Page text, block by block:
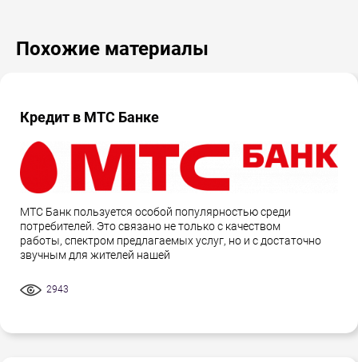
Похожие материалы
Кредит в МТС Банке
МТС Банк пользуется особой популярностью среди
потребителей. Это связано не только с качеством
работы, спектром предлагаемых услуг, но и с достаточно
звучным для жителей нашей
2943